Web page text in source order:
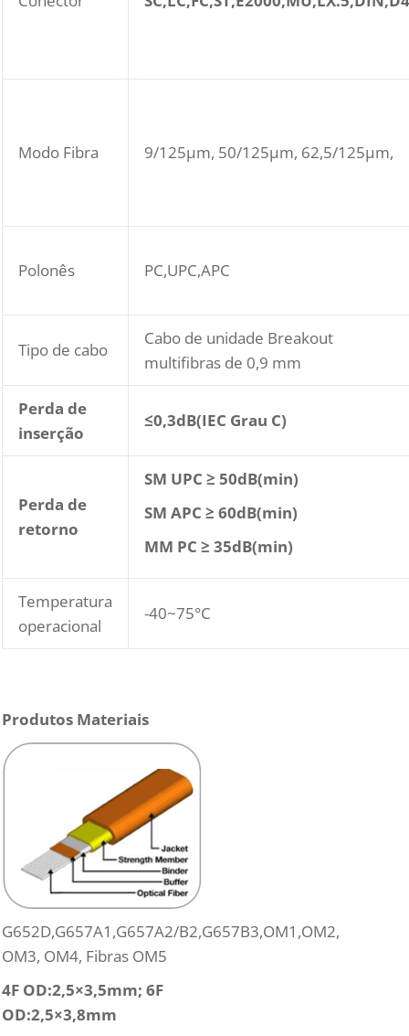
Modo Fibra 9/125μm, 50/125μm, 62,5/125μm,
Polonês PC,UPC,APC
Tipo de cabo
Cabo de unidade Breakout
multifibras de 0,9 mm
Perda de
inserção
≤0,3dB(IEC Grau C)
Perda de
retorno
SM UPC ≥ 50dB(min)
SM APC ≥ 60dB(min)
MM PC ≥ 35dB(min)
Temperatura
operacional
-40~75°C
Produtos Materiais
G652D,G657A1,G657A2/B2,G657B3,OM1,OM2,
OM3, OM4, Fibras OM5
4F OD:2,5×3,5mm; 6F
OD:2,5×3,8mm